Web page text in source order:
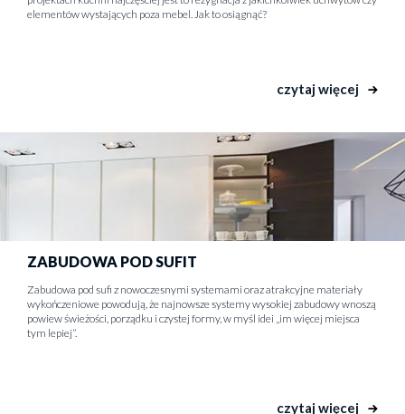
elementów wystających poza mebel. Jak to osiągnąć?
czytaj więcej
ZABUDOWA POD SUFIT
Zabudowa pod sufi z nowoczesnymi systemami oraz atrakcyjne materiały
wykończeniowe powodują, że najnowsze systemy wysokiej zabudowy wnoszą
powiew świeżości, porządku i czystej formy, w myśl idei „im więcej miejsca
tym lepiej”.
czytaj więcej